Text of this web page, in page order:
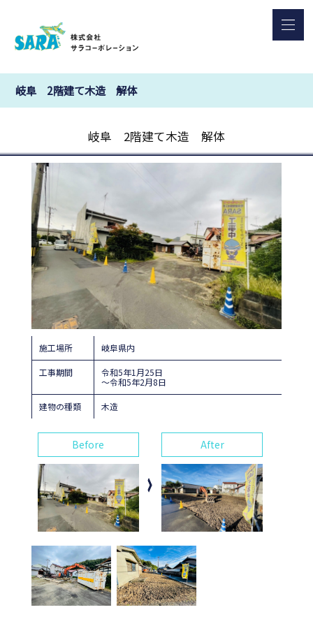
岐阜 2階建て木造 解体
岐阜 2階建て木造 解体
施工場所 岐阜県内
工事期間
令和5年1月25日
～令和5年2月8日
建物の種類 木造
Before After